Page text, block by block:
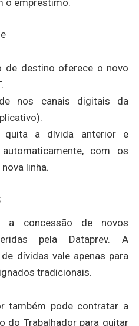
o empréstimo.
de destino oferece o novo
nos canais digitais da
quita a dívida anterior e
com os
linha.
concessão de novos
pela Dataprev. A
dívidas vale apenas para
tradicionais.
também pode contratar a
do Trabalhador para quitar